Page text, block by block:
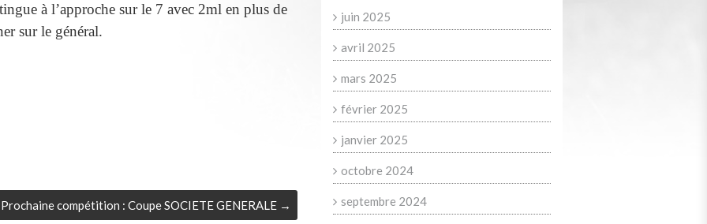
à l’approche sur le 7 avec 2ml en plus de
sur le général.
Prochaine compétition : Coupe SOCIETE GENERALE →
juin 2025
avril 2025
mars 2025
février 2025
janvier 2025
octobre 2024
septembre 2024